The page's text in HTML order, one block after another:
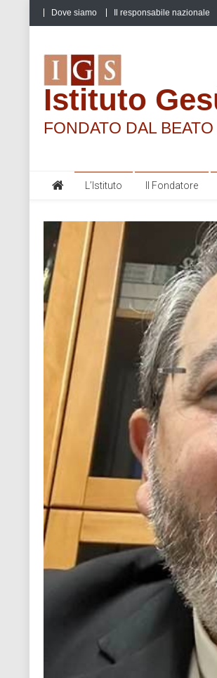
Skip
to
Dove siamo Il responsabile nazionale
Istituto
FONDATO DAL
L’Istituto Il Fondatore